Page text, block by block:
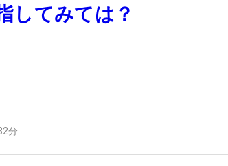
してみては？
分